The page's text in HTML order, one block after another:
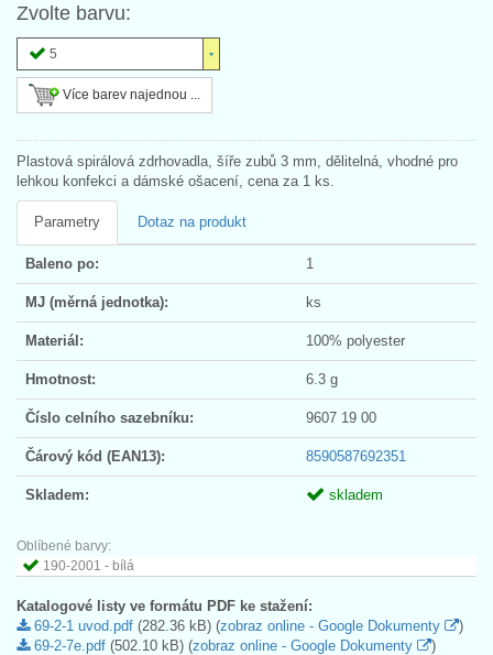
Zvolte barvu:
5
Více barev najednou ...
Plastová spirálová zdrhovadla, šíře zubů 3 mm, dělitelná, vhodné pro
lehkou konfekci a dámské ošacení, cena za 1 ks.
Parametry Dotaz na produkt
Baleno po: 1
MJ (měrná jednotka): ks
Materiál: 100% polyester
Hmotnost: 6.3 g
Číslo celního sazebníku: 9607 19 00
Čárový kód (EAN13): 8590587692351
Skladem: skladem
Oblíbené barvy:
190-2001 - bílá
Katalogové listy ve formátu PDF ke stažení:
69-2-1 uvod.pdf (282.36 kB) (zobraz online - Google Dokumenty
)
69-2-7e.pdf (502.10 kB) (zobraz online - Google Dokumenty )